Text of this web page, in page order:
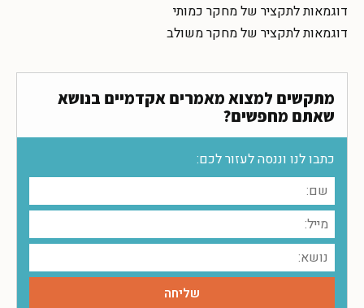
דוגמאות לתקציר של מחקר כמותי
דוגמאות לתקציר של מחקר משולב
מתקשים למצוא מאמרים אקדמיים בנושא
שאתם מחפשים?
כתבו לנו וננסה לעזור לכם: